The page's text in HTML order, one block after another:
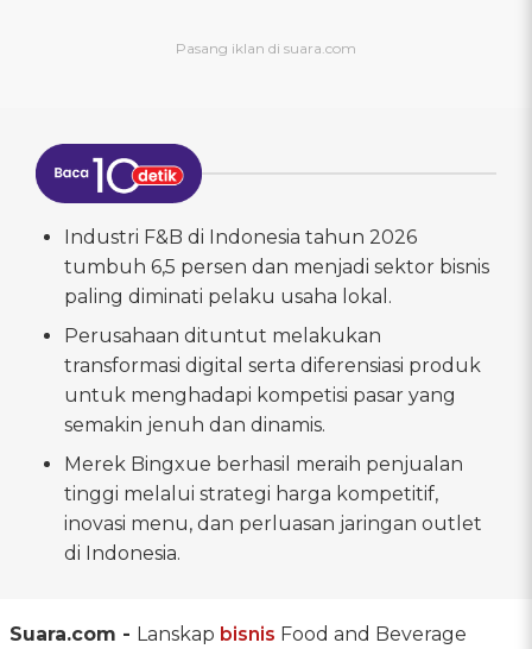
Industri F&B di Indonesia tahun 2026
tumbuh 6,5 persen dan menjadi sektor bisnis
paling diminati pelaku usaha lokal.
Perusahaan dituntut melakukan
transformasi digital serta diferensiasi produk
untuk menghadapi kompetisi pasar yang
semakin jenuh dan dinamis.
Merek Bingxue berhasil meraih penjualan
tinggi melalui strategi harga kompetitif,
inovasi menu, dan perluasan jaringan outlet
di Indonesia.
Suara.com - Lanskap bisnis Food and Beverage